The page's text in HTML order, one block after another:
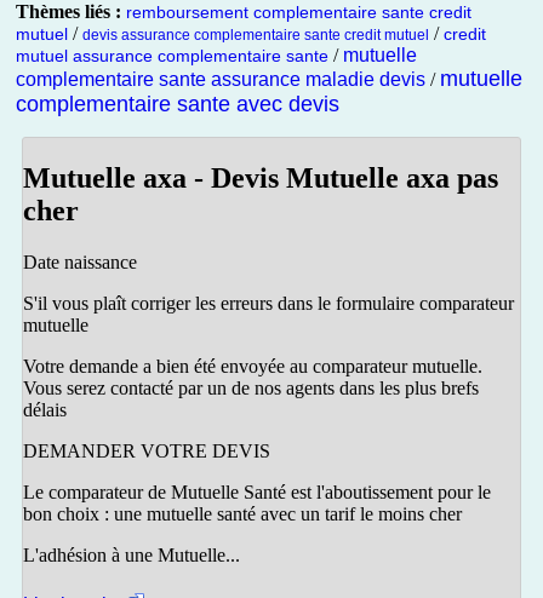
Thèmes liés : remboursement complementaire sante credit
mutuel / devis assurance complementaire sante credit mutuel /credit
mutuel assurance complementaire sante / mutuelle
complementaire sante assurance maladie devis / mutuelle
complementaire sante avec devis
Mutuelle axa - Devis Mutuelle axa pas
cher
Date naissance
S'il vous plaît corriger les erreurs dans le formulaire comparateur
mutuelle
Votre demande a bien été envoyée au comparateur mutuelle.
Vous serez contacté par un de nos agents dans les plus brefs
délais
DEMANDER VOTRE DEVIS
Le comparateur de Mutuelle Santé est l'aboutissement pour le
bon choix : une mutuelle santé avec un tarif le moins cher
L'adhésion à une Mutuelle...